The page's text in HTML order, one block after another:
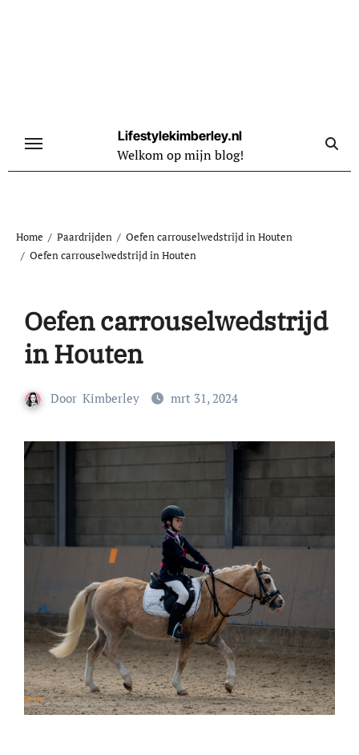
Lifestylekimberley.nl
Welkom op mijn blog!
Home Paardrijden
Oefen carrouselwedstrijd in Houten
Oefen carrouselwedstrijd in Houten
Oefen carrouselwedstrijd
in Houten
Door Kimberley mrt 31, 2024